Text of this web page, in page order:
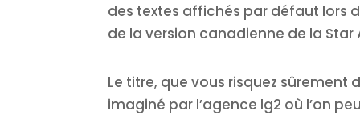
des textes affichés par défaut lors
de la version canadienne de la Star
Le titre, que vous risquez
imaginé par l’agence lg2 où l’on